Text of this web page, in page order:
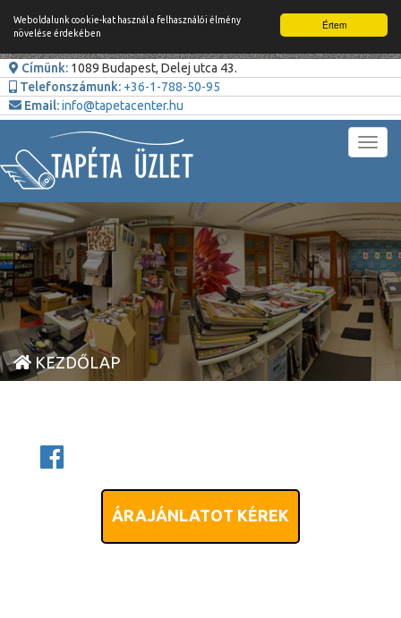
Értem
Weboldalunk cookie-kat használ a felhasználói élmény
növelése érdekében
Címünk: 1089 Budapest, Delej utca 43.
Telefonszámunk: +36-1-788-50-95
Email:info@tapetacenter.hu
KEZDŐLAP
ÁRAJÁNLATOT KÉREK